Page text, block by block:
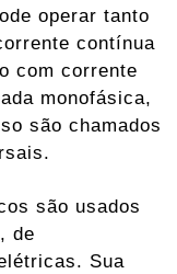
operar tanto
contínua
com corrente
monofásica,
são chamados
são usados
de
Sua